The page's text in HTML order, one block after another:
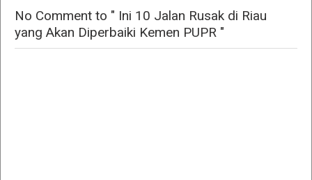
No Comment to " Ini 10 Jalan Rusak di Riau
yang Akan Diperbaiki Kemen PUPR "